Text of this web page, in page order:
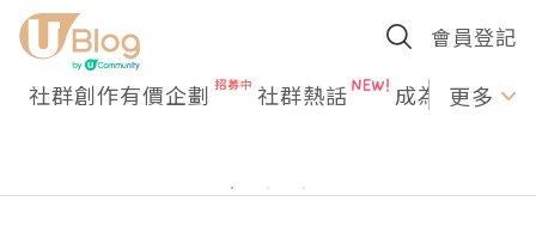
會員登記
社群創作有價企劃 社群熱話 成為U更多